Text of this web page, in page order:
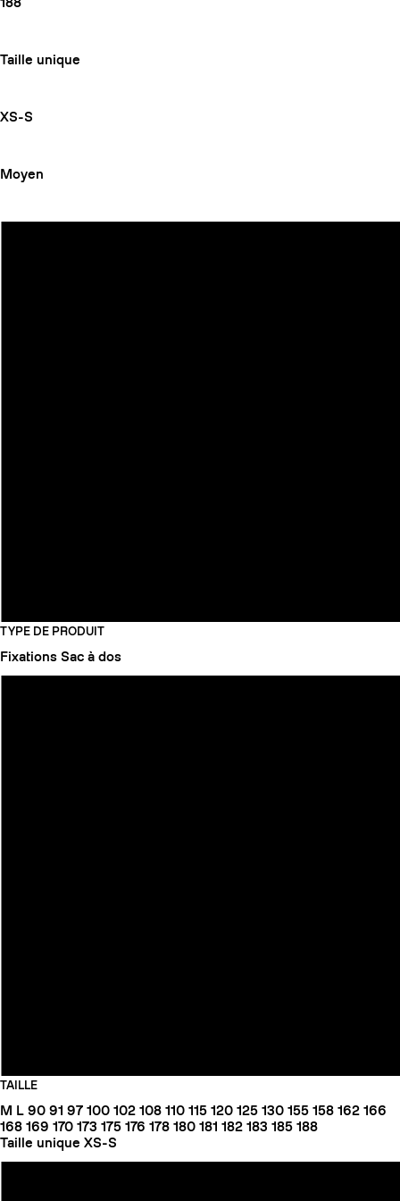
Taille unique
XS-S
Moyen
TYPE DE PRODUIT
Fixations Sac à dos
TAILLE
M L 90 91 97 100 102 108 110 115 120 125 130 155 158 162 166
168 169 170 173 175 176 178 180 181 182 183 185 188
Taille unique XS-S